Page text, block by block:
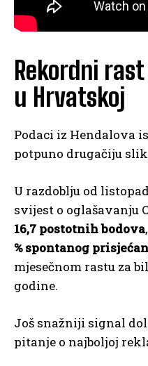
Rekordni
u Hrvatskoj
Podaci iz Hendalova
potpuno drugačiju
U razdoblju od
svijest o oglašavanju
16,7 postotnih bodova
% spontanog
mjesečnom rastu za
godine.
Još snažniji signal
pitanje o najboljoj